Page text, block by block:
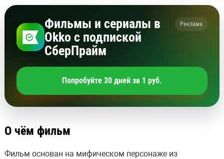
Фильмы и сериалы в
Okko с подпиской
СберПрайм
Реклама
Попробуйте 30 дней за 1 руб.
О чём фильм
Фильм основан на мифическом персонаже из